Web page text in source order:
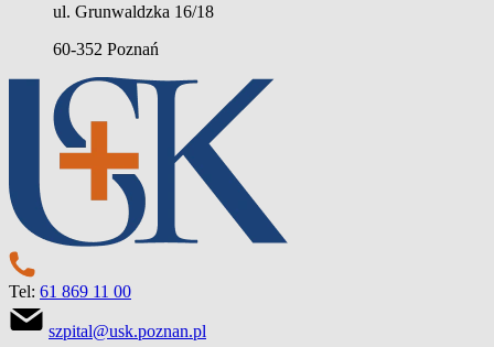
ul. Grunwaldzka 16/18
60-352 Poznań
Tel: 61 869 11 00
szpital@usk.poznan.pl